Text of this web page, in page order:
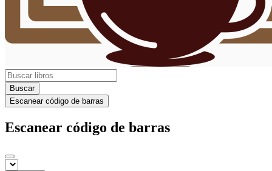
Buscar
Escanear código de barras
Escanear código de barras